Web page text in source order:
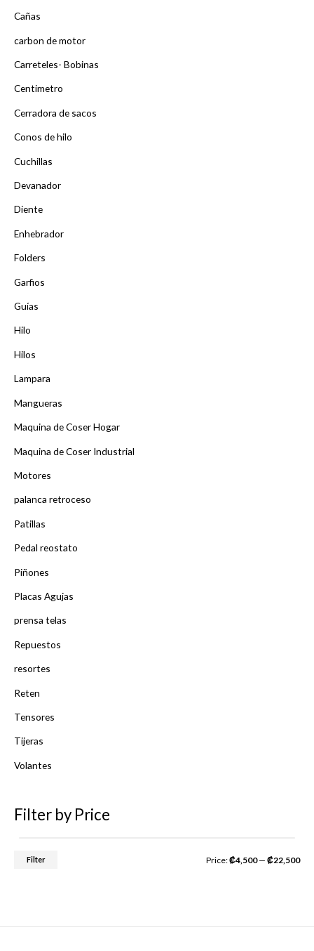
Cañas
carbon de motor
Carreteles- Bobinas
Centimetro
Cerradora de sacos
Conos de hilo
Cuchillas
Devanador
Diente
Enhebrador
Folders
Garfios
Guías
Hilo
Hilos
Lampara
Mangueras
Maquina de Coser Hogar
Maquina de Coser Industrial
Motores
palanca retroceso
Patillas
Pedal reostato
Piñones
Placas Agujas
prensa telas
Repuestos
resortes
Reten
Tensores
Tijeras
Volantes
Filter by Price
Filter Price:₡4,500— ₡22,500